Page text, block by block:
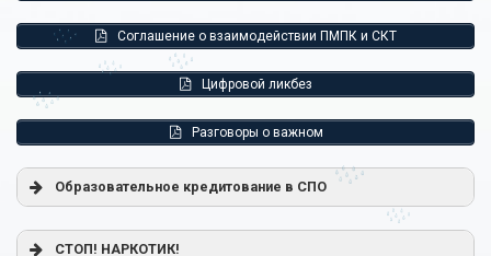
Соглашение о взаимодействии ПМПК и СКТ
Цифровой ликбез
Разговоры о важном
Образовательное кредитование в СПО
Постановление Правительства РФ от 17.11.2025 г. № 1824
СТОП! НАРКОТИК!